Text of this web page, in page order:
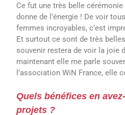
Ce fut une très belle
donne de l’énergie ! De voir
femmes incroyables, c’est
Et surtout ce sont de très
souvenir restera de voir la joie
maintenant elle me parle
l’association WiN France, elle
Quels bénéfices en
projets ?